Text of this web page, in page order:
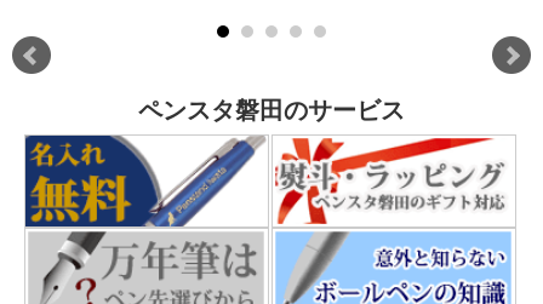
ペンスタ磐田のサービス